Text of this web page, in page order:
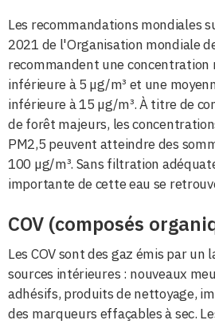
Les recommandations mondiales
2021 de l'Organisation mondiale
recommandent une concentration
inférieure à 5 µg/m³ et une
inférieure à 15 µg/m³. À titre de
de forêt majeurs, les
PM2,5 peuvent atteindre des
100 µg/m³. Sans filtration
importante de cette eau se
COV (composés
Les COV sont des gaz émis par un
sources intérieures : nouveaux
adhésifs, produits de nettoyage,
des marqueurs effaçables à sec.